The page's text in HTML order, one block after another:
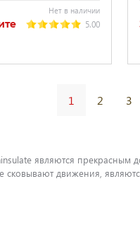
Нет в наличии
5.00
1 2 3
являются
сковывают движения,